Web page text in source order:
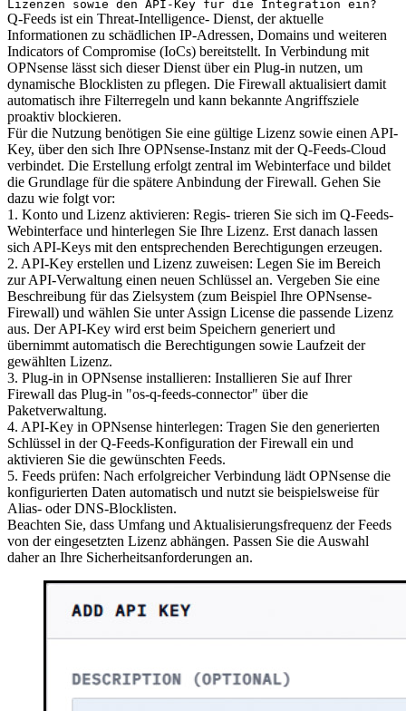
Lizenzen sowie den API-Key für die Integration ein?
Q-Feeds ist ein Threat-Intelligence- Dienst, der aktuelle
Informationen zu schädlichen IP-Adressen, Domains und weiteren
Indicators of Compromise (IoCs) bereitstellt. In Verbindung mit
OPNsense lässt sich dieser Dienst über ein Plug-in nutzen, um
dynamische Blocklisten zu pflegen. Die Firewall aktualisiert damit
automatisch ihre Filterregeln und kann bekannte Angriffsziele
proaktiv blockieren.
Für die Nutzung benötigen Sie eine gültige Lizenz sowie einen API-
Key, über den sich Ihre OPNsense-Instanz mit der Q-Feeds-Cloud
verbindet. Die Erstellung erfolgt zentral im Webinterface und bildet
die Grundlage für die spätere Anbindung der Firewall. Gehen Sie
dazu wie folgt vor:
1. Konto und Lizenz aktivieren: Regis- trieren Sie sich im Q-Feeds-
Webinterface und hinterlegen Sie Ihre Lizenz. Erst danach lassen
sich API-Keys mit den entsprechenden Berechtigungen erzeugen.
2. API-Key erstellen und Lizenz zuweisen: Legen Sie im Bereich
zur API-Verwaltung einen neuen Schlüssel an. Vergeben Sie eine
Beschreibung für das Zielsystem (zum Beispiel Ihre OPNsense-
Firewall) und wählen Sie unter Assign License die passende Lizenz
aus. Der API-Key wird erst beim Speichern generiert und
übernimmt automatisch die Berechtigungen sowie Laufzeit der
gewählten Lizenz.
3. Plug-in in OPNsense installieren: Installieren Sie auf Ihrer
Firewall das Plug-in "os-q-feeds-connector" über die
Paketverwaltung.
4. API-Key in OPNsense hinterlegen: Tragen Sie den generierten
Schlüssel in der Q-Feeds-Konfiguration der Firewall ein und
aktivieren Sie die gewünschten Feeds.
5. Feeds prüfen: Nach erfolgreicher Verbindung lädt OPNsense die
konfigurierten Daten automatisch und nutzt sie beispielsweise für
Alias- oder DNS-Blocklisten.
Beachten Sie, dass Umfang und Aktualisierungsfrequenz der Feeds
von der eingesetzten Lizenz abhängen. Passen Sie die Auswahl
daher an Ihre Sicherheitsanforderungen an.